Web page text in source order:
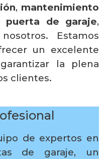
, mantenimiento
puerta de garaje,
Estamos
un excelente
la plena
clientes.
de expertos en
de garaje, un